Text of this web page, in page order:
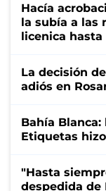
Hacía
la subía a las
licenica hasta
La decisión
adiós en
Bahía
Etiquetas
"Hasta
despedida de